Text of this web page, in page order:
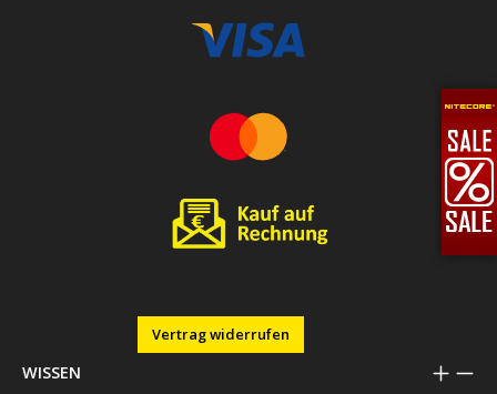
Vertrag widerrufen
WISSEN